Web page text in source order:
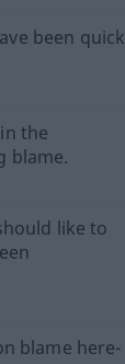
been quick
the
blame.
like to
blame here-